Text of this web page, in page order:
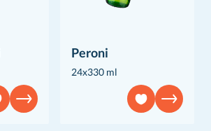
Peroni
24x330 ml